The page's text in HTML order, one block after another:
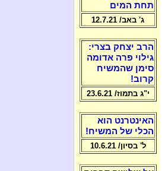
תחת המים
ג' באב/ 12.7.21
הרב יצחק בצרי:
גילוי פרה אדומה
סימן שהמשיח
קרוב!
י"ג בתמוז/ 23.6.21
האינטרנט הוא
הכלי של המשיח!
ל' בסיון/ 10.6.21